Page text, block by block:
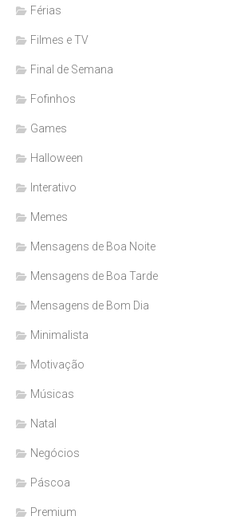
Férias
Filmes e TV
Final de Semana
Fofinhos
Games
Halloween
Interativo
Memes
Mensagens de Boa Noite
Mensagens de Boa Tarde
Mensagens de Bom Dia
Minimalista
Motivação
Músicas
Natal
Negócios
Páscoa
Premium